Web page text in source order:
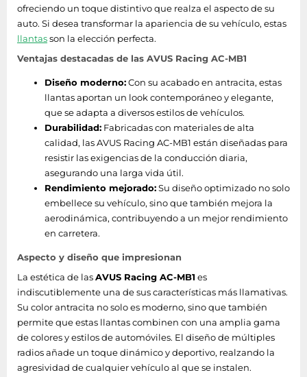
ofreciendo un toque distintivo que realza el aspecto de su
auto. Si desea transformar la apariencia de su vehículo, estas
llantasson la elección perfecta.
Ventajas destacadas de las AVUS Racing AC-MB1
Diseño moderno:Con su acabado en antracita, estas
llantas aportan un look contemporáneo y elegante,
que se adapta a diversos estilos de vehículos.
Durabilidad: Fabricadas con materiales de alta
calidad, las AVUS Racing AC-MB1 están diseñadas para
resistir las exigencias de la conducción diaria,
asegurando una larga vida útil.
Rendimiento mejorado:Su diseño optimizado no solo
embellece su vehículo, sino que también mejora la
aerodinámica, contribuyendo a un mejor rendimiento
en carretera.
Aspecto y diseño que impresionan
La estética de lasAVUS Racing AC-MB1 es
indiscutiblemente una de sus características más llamativas.
Su color antracita no solo es moderno, sino que también
permite que estas llantas combinen con una amplia gama
de colores y estilos de automóviles. El diseño de múltiples
radios añade un toque dinámico y deportivo, realzando la
agresividad de cualquier vehículo al que se instalen.